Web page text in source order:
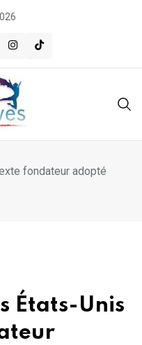
fondateur adopté
États-Unis